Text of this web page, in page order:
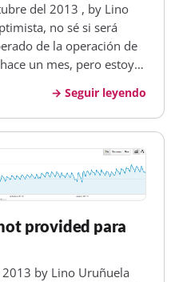
del 2013 , by Lino
no sé si será
de la operación de
un mes, pero estoy
de búsqueda por las
Seguir leyendo
provided para
by Lino Uruñuela